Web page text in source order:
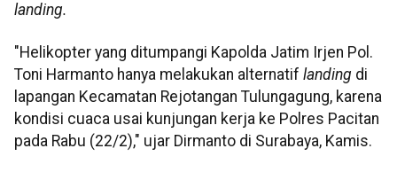
landing.
"Helikopter yang ditumpangi Kapolda Jatim Irjen Pol.
Toni Harmanto hanya melakukan alternatif landing di
lapangan Kecamatan Rejotangan Tulungagung, karena
kondisi cuaca usai kunjungan kerja ke Polres Pacitan
pada Rabu (22/2)," ujar Dirmanto di Surabaya, Kamis.